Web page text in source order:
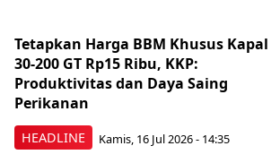
HEADLINE
Tetapkan Harga BBM Khusus Kapal
30-200 GT Rp15 Ribu, KKP:
Produktivitas dan Daya Saing
Perikanan
Kamis, 16 Jul 2026 - 14:35